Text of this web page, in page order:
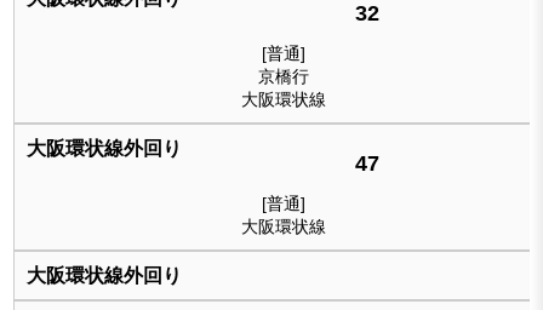
32
[普通]
京橋行
大阪環状線
47
[普通]
大阪環状線